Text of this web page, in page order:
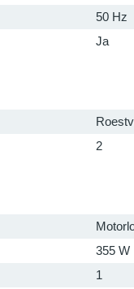
50 Hz
Ja
2
355 W
1